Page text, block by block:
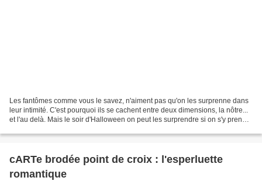
Les fantômes comme vous le savez, n'aiment pas qu'on les surprenne dans
leur intimité. C'est pourquoi ils se cachent entre deux dimensions, la nôtre...
et l'au delà. Mais le soir d'Halloween on peut les surprendre si on s'y prend
cARTe brodée point de croix : l'esperluette
romantique